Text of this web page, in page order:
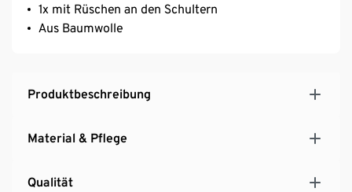
1x mit Rüschen an den Schultern
Aus Baumwolle
Produktbeschreibung
Material & Pflege
Qualität